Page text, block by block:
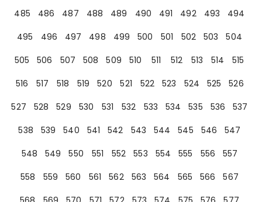
485
486 487 488 489 490 491 492 493
494
495
496 497 498 499 500 501 502 503
504
505
506 507 508 509 510 511 512 513 514
515
516
517 518 519 520 521 522 523 524 525
526
527
528 529 530 531 532 533 534 535 536
537
538
539 540 541 542 543 544 545 546
547
548
549 550 551 552 553 554 555 556
557
558
559 560 561 562 563 564 565 566
567